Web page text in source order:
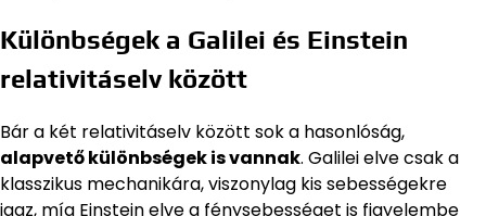
Különbségek a Galilei és Einstein
relativitáselv között
Bár a két relativitáselv között sok a hasonlóság,
alapvető különbségek is vannak. Galilei elve csak a
klasszikus mechanikára, viszonylag kis sebességekre
igaz, míg Einstein elve a fénysebességet is figyelembe